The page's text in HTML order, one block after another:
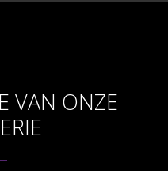
VAN ONZE